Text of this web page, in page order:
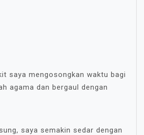
saya mengosongkan waktu bagi
agama dan bergaul dengan
saya semakin sedar dengan